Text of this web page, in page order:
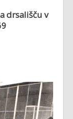
drsališču v